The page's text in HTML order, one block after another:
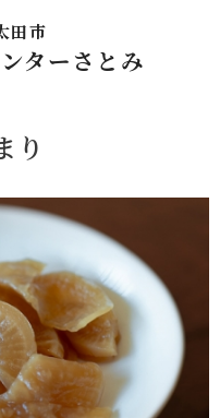
田市
ターさとみ
り